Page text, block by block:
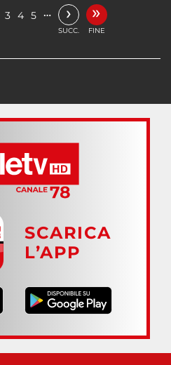
3 4 5 … ›
SUCC.
»
FINE
SCARICA
L’APP